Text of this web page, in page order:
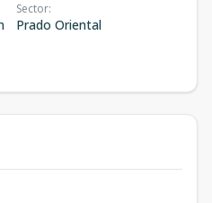
Sector:
Prado Oriental